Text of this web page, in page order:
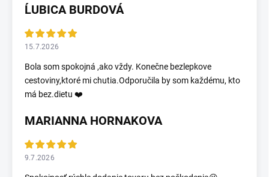
ĹUBICA BURDOVÁ
15.7.2026
Bola som spokojná ,ako vždy. Konečne bezlepkove
cestoviny,ktoré mi chutia.Odporučila by som každému, kto
má bez.dietu ❤️
MARIANNA HORNAKOVA
9.7.2026